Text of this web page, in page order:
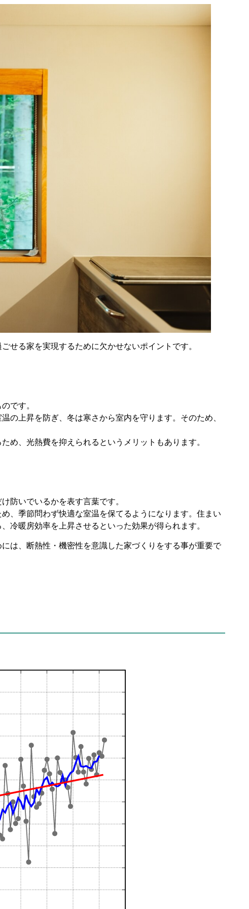
せる家を実現するために欠かせないポイントです。
です。
の上昇を防ぎ、冬は寒さから室内を守ります。そのため、
め、光熱費を抑えられるというメリットもあります。
防いでいるかを表す言葉です。
、季節問わず快適な室温を保てるようになります。住まい
冷暖房効率を上昇させるといった効果が得られます。
は、断熱性・機密性を意識した家づくりをする事が重要で